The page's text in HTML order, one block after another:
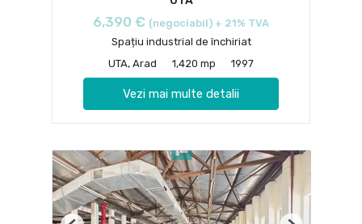
6,390 € (negociabil) + 21% TVA
Spațiu industrial de închiriat
UTA, Arad
1,420 mp 1997
Vezi mai multe detalii